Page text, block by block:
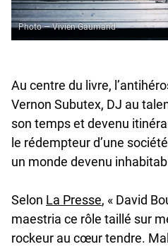
Photo — Vivien Gaumand
Au centre du livre,
Vernon Subutex, DJ au
son temps et devenu
le rédempteur d’une
un monde devenu
Selon La Presse undefined
, « David
maestria ce rôle taillé sur
rockeur au cœur tendre.